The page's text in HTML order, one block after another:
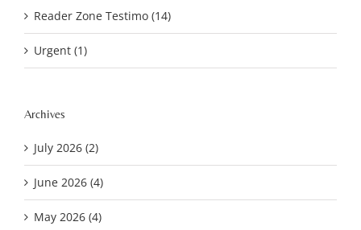
Reader Zone Testimo (14)
Urgent (1)
Archives
July 2026 (2)
June 2026 (4)
May 2026 (4)